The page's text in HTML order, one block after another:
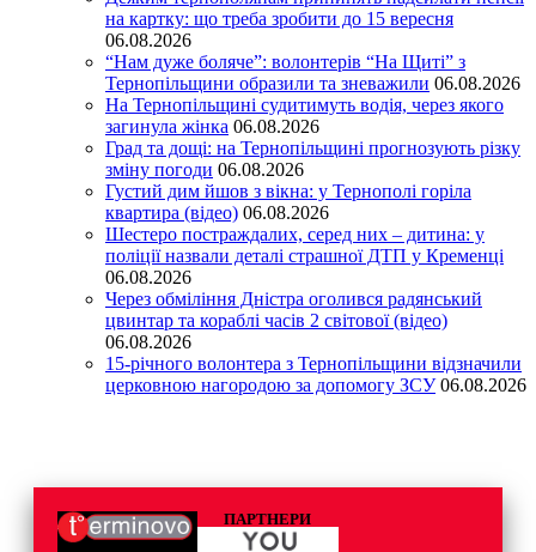
на картку: що треба зробити до 15 вересня
06.08.2026
“Нам дуже боляче”: волонтерів “На Щиті” з
Тернопільщини образили та зневажили 06.08.2026
На Тернопільщині судитимуть водія, через якого
загинула жінка 06.08.2026
Град та дощі: на Тернопільщині прогнозують різку
зміну погоди 06.08.2026
Густий дим йшов з вікна: у Тернополі горіла
квартира (відео) 06.08.2026
Шестеро постраждалих, серед них – дитина: у
поліції назвали деталі страшної ДТП у Кременці
06.08.2026
Через обміління Дністра оголився радянський
цвинтар та кораблі часів 2 світової (відео)
06.08.2026
15-річного волонтера з Тернопільщини відзначили
церковною нагородою за допомогу ЗСУ 06.08.2026
ПАРТНЕРИ